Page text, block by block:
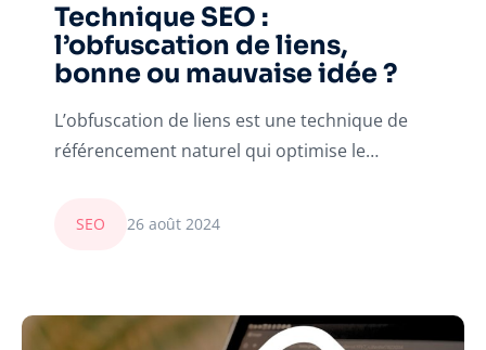
Technique SEO :
l’obfuscation de liens,
bonne ou mauvaise idée ?
L’obfuscation de liens est une technique de
référencement naturel qui optimise le…
SEO 26 août 2024